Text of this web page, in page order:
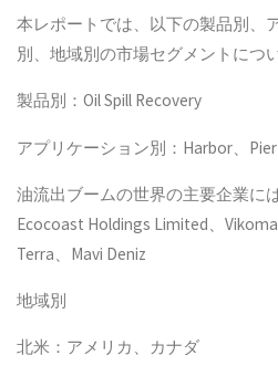
本レポートでは、以下の製品別、
別、地域別の市場セグメントにつ
製品別：Oil Spill Recovery
アプリケーション別：Harbor、Pier
油流出ブームの世界の主要企業に
Ecocoast Holdings Limited、
Terra、Mavi Deniz
地域別
北米：アメリカ、カナダ